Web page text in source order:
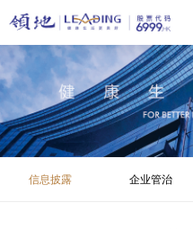
信息披露 企业管治